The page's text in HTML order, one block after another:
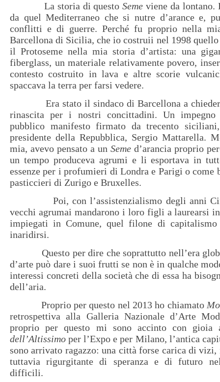
La storia di questoSemeviene da lontano.
da quel Mediterraneo che si nutre d’arance e,
conflitti e di guerre. Perché fu proprio nella
Barcellona di Sicilia, che io costruii nel 1998
il Protoseme nella mia storia d’artista: una
fiberglass, un materiale relativamente povero,
contesto costruito in lava e altre scorie
spaccava la terra per farsi vedere.
Era stato il sindaco di Barcellona a
rinascita per i nostri concittadini. Un
pubblico manifesto firmato da trecento
presidente della Repubblica, Sergio Mattarella.
mia, avevo pensato a un Seme d’arancia proprio
un tempo produceva agrumi e li esportava in
essenze per i profumieri di Londra e Parigi o come
pasticcieri di Zurigo e Bruxelles.
Poi, con l’assistenzialismo degli anni
vecchi agrumai mandarono i loro figli a laurearsi
impiegati in Comune, quel filone di
inaridirsi.
Questo per dire che soprattutto nell’era
d’arte può dare i suoi frutti se non è in qualche
interessi concreti della società che di essa ha
dell’aria.
Proprio per questo nel 2013 ho chiamato
retrospettiva alla Galleria Nazionale d’Arte
proprio per questo mi sono accinto con
dell’Altissimo per l’Expo e per Milano, l’antica
sono arrivato ragazzo: una città forse carica di vizi,
tuttavia rigurgitante di speranza e di futuro
difficili.